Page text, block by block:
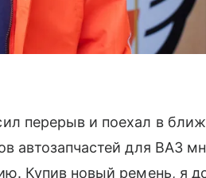
перерыв и поехал в
автозапчастей для ВАЗ
Купив новый ремень, я